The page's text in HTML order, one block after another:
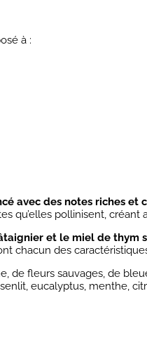
à :
avec des notes riches et
qu’elles pollinisent, créant
et le miel de thym
chacun des
de fleurs sauvages, de
eucalyptus, menthe,